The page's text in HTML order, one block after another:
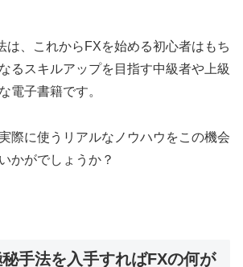
は、これからFXを始める初心者はもち
るスキルアップを目指す中級者や上級
電子書籍です。
際に使うリアルなノウハウをこの機会
かがでしょうか？
手法を入手すればFXの何が